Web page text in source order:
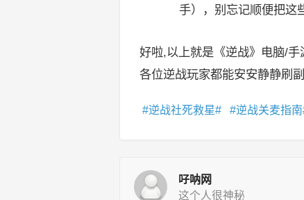
手），别忘记顺便把这
好啦,以上就是《逆战》电脑/
各位逆战玩家都能安安静静刷
逆战社死救星 逆战关麦指南
吇呐网
这个人很神秘